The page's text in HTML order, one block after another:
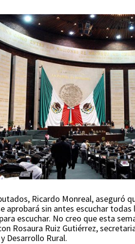
Ricardo Monreal, aseguró
aprobará sin antes escuchar
escuchar. No creo que esta
Rosaura Ruiz Gutiérrez,
Desarrollo Rural.